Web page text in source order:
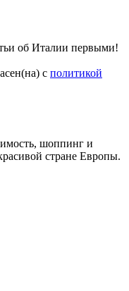
об Италии первыми!
с политикой
шоппинг и
стране Европы.